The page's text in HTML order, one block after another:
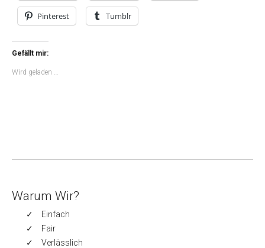
Pinterest Tumblr
Gefällt mir:
Wird geladen …
Warum Wir?
Einfach
Fair
Verlässlich